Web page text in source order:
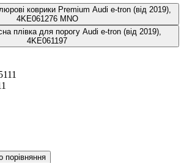
коврики Premium Audi e-tron (від 2019),
4KE061276 MNO
плівка для порогу Audi e-tron (від 2019),
4KE061197